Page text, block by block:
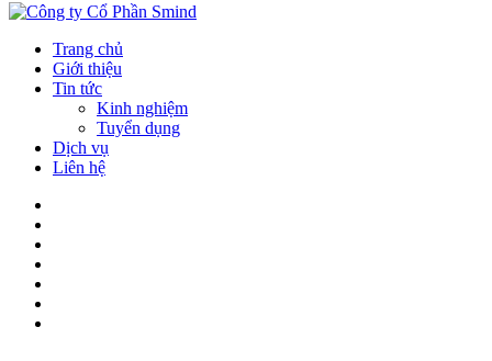
Trang chủ
Giới thiệu
Tin tức
Kinh nghiệm
Tuyển dụng
Dịch vụ
Liên hệ